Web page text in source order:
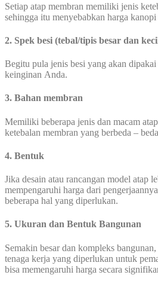
Setiap atap membran memiliki jenis
sehingga itu menyebabkan harga kanopi
2. Spek besi (tebal/tipis besar dan
Begitu pula jenis besi yang akan dipakai
keinginan Anda.
3. Bahan membran
Memiliki beberapa jenis dan macam
ketebalan membran yang berbeda –
4. Bentuk
Jika desain atau rancangan model atap
mempengaruhi harga dari
beberapa hal yang diperlukan.
5. Ukuran dan Bentuk Bangunan
Semakin besar dan kompleks
tenaga kerja yang diperlukan untuk
bisa memengaruhi harga secara